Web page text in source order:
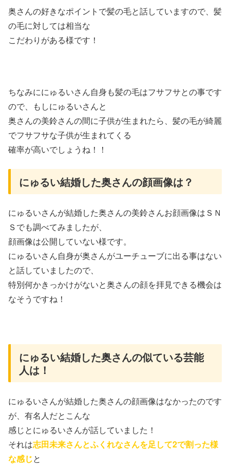
奥さんの好きなポイントで髪の毛と話していますので、髪
の毛に対しては相当な
こだわりがある様です！
ちなみににゅるいさん自身も髪の毛はフサフサとの事です
ので、もしにゅるいさんと
奥さんの美鈴さんの間に子供が生まれたら、髪の毛が綺麗
でフサフサな子供が生まれてくる
確率が高いでしょうね！！
にゅるい結婚した奥さんの顔画像は？
にゅるいさんが結婚した奥さんの美鈴さんお顔画像はＳＮ
Ｓでも調べてみましたが、
顔画像は公開していない様です。
にゅるいさん自身が奥さんがユーチューブに出る事はない
と話していましたので、
特別何かきっかけがないと奥さんの顔を拝見できる機会は
なそうですね！
にゅるい結婚した奥さんの似ている芸能
人は！
にゅるいさんが結婚した奥さんの顔画像はなかったのです
が、有名人だとこんな
感じとにゅるいさんが話していました！
それは志田未来さんとふくれなさんを足して2で割った様
な感じと